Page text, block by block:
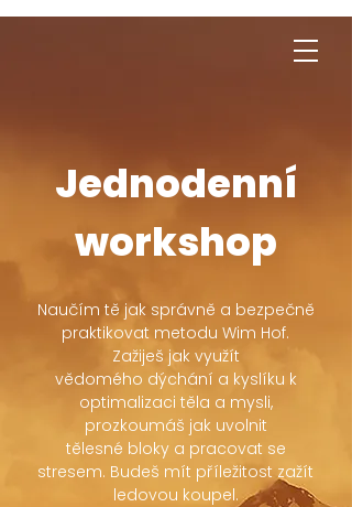
Jednodenní
workshop
Naučím tě jak správně a bezpečně
praktikovat metodu Wim Hof.
Zažiješ jak využít
vědomého dýchání a kyslíku k
optimalizaci těla a mysli,
prozkoumáš jak uvolnit
tělesné bloky a pracovat se
stresem. Budeš mít příležitost zažít
ledovou koupel.